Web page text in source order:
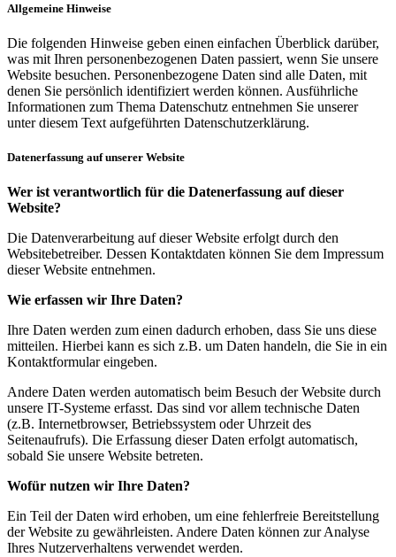
Allgemeine Hinweise
Die folgenden Hinweise geben einen einfachen Überblick darüber,
was mit Ihren personenbezogenen Daten passiert, wenn Sie unsere
Website besuchen. Personenbezogene Daten sind alle Daten, mit
denen Sie persönlich identifiziert werden können. Ausführliche
Informationen zum Thema Datenschutz entnehmen Sie unserer
unter diesem Text aufgeführten Datenschutzerklärung.
Datenerfassung auf unserer Website
Wer ist verantwortlich für die Datenerfassung auf dieser
Website?
Die Datenverarbeitung auf dieser Website erfolgt durch den
Websitebetreiber. Dessen Kontaktdaten können Sie dem Impressum
dieser Website entnehmen.
Wie erfassen wir Ihre Daten?
Ihre Daten werden zum einen dadurch erhoben, dass Sie uns diese
mitteilen. Hierbei kann es sich z.B. um Daten handeln, die Sie in ein
Kontaktformular eingeben.
Andere Daten werden automatisch beim Besuch der Website durch
unsere IT-Systeme erfasst. Das sind vor allem technische Daten
(z.B. Internetbrowser, Betriebssystem oder Uhrzeit des
Seitenaufrufs). Die Erfassung dieser Daten erfolgt automatisch,
sobald Sie unsere Website betreten.
Wofür nutzen wir Ihre Daten?
Ein Teil der Daten wird erhoben, um eine fehlerfreie Bereitstellung
der Website zu gewährleisten. Andere Daten können zur Analyse
Ihres Nutzerverhaltens verwendet werden.